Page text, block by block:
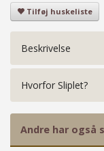
Tilføj huskeliste
Beskrivelse
Hvorfor Sliplet?
Andre har også